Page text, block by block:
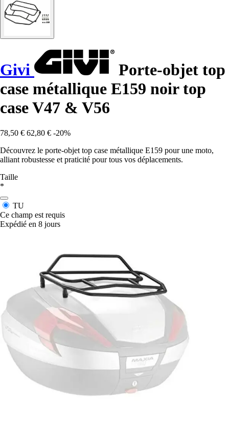
Givi
Porte-objet top
case métallique E159 noir top
case V47 & V56
78,50 € 62,80 € -20%
Découvrez le porte-objet top case métallique E159 pour une moto,
alliant robustesse et praticité pour tous vos déplacements.
Taille
*
TU
Ce champ est requis
Expédié en 8 jours